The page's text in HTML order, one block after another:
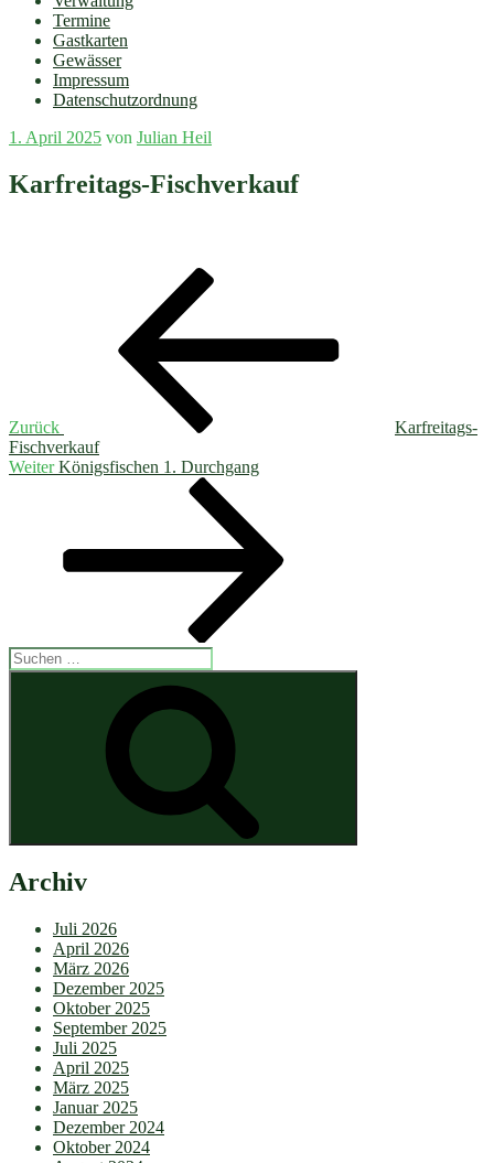
Termine
Gastkarten
Gewässer
Impressum
Datenschutzordnung
Veröffentlicht
1. April 2025 von Julian Heil
Karfreitags-Fischverkauf
Beitragsnavigation
Zurück
Karfreitags-
Fischverkauf
Nächster
Weiter Königsfischen 1. Durchgang
Suchen
nach:
Archiv
Juli 2026
April 2026
März 2026
Dezember 2025
Oktober 2025
September 2025
Juli 2025
April 2025
März 2025
Januar 2025
Dezember 2024
Oktober 2024